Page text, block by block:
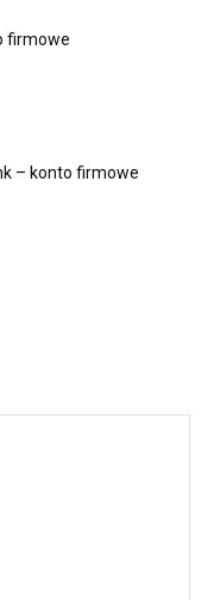
firmowe
– konto firmowe